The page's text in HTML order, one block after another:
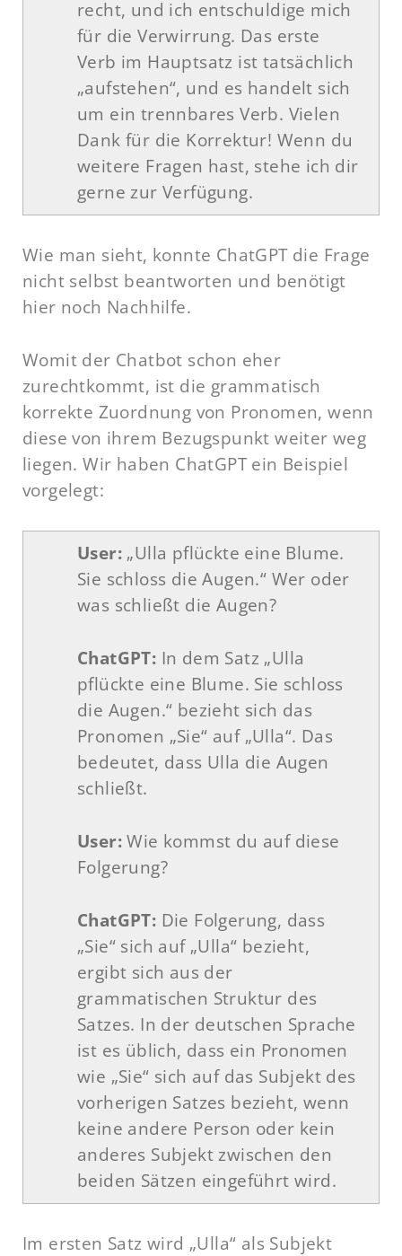
recht, und ich entschuldige mich
für die Verwirrung. Das erste
Verb im Hauptsatz ist tatsächlich
„aufstehen“, und es handelt sich
um ein trennbares Verb. Vielen
Dank für die Korrektur! Wenn du
weitere Fragen hast, stehe ich dir
gerne zur Verfügung.
Wie man sieht, konnte ChatGPT die Frage
nicht selbst beantworten und benötigt
hier noch Nachhilfe.
Womit der Chatbot schon eher
zurechtkommt, ist die grammatisch
korrekte Zuordnung von Pronomen, wenn
diese von ihrem Bezugspunkt weiter weg
liegen. Wir haben ChatGPT ein Beispiel
vorgelegt:
User: „Ulla pflückte eine Blume.
Sie schloss die Augen.“ Wer oder
was schließt die Augen?
ChatGPT: In dem Satz „Ulla
pflückte eine Blume. Sie schloss
die Augen.“ bezieht sich das
Pronomen „Sie“ auf „Ulla“. Das
bedeutet, dass Ulla die Augen
schließt.
User:Wie kommst du auf diese
Folgerung?
ChatGPT: Die Folgerung, dass
„Sie“ sich auf „Ulla“ bezieht,
ergibt sich aus der
grammatischen Struktur des
Satzes. In der deutschen Sprache
ist es üblich, dass ein Pronomen
wie „Sie“ sich auf das Subjekt des
vorherigen Satzes bezieht, wenn
keine andere Person oder kein
anderes Subjekt zwischen den
beiden Sätzen eingeführt wird.
Im ersten Satz wird „Ulla“ als Subjekt